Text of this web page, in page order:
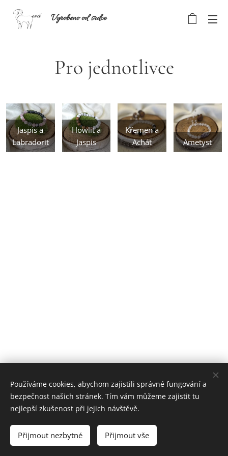
Vyrobeno od srdce
Pro jednotlivce
Jaspis a
Labradorit
Howlit a
Jaspis
Křemen a
Achát
Ametyst
Vytvořeno službou Webnode
Používáme cookies, abychom zajistili správné fungování a
bezpečnost našich stránek. Tím vám můžeme zajistit tu
nejlepší zkušenost při jejich návštěvě.
Přijmout nezbytné Přijmout vše